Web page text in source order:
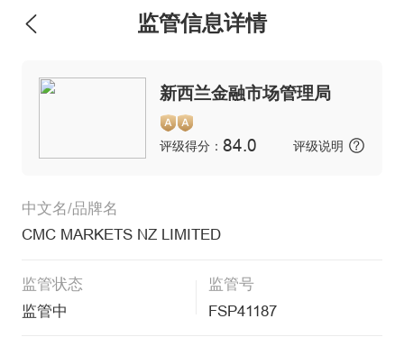
监管信息详情
新西兰金融市场管理局
评级得分： 84.0 评级说明
中文名/品牌名
CMC MARKETS NZ LIMITED
监管状态
监管中
监管号
FSP41187